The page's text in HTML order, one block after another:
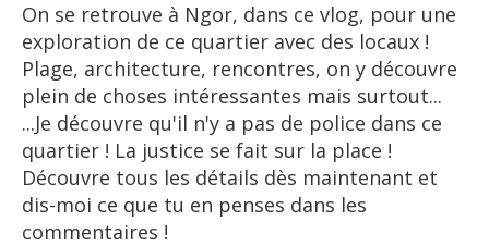
On se retrouve à Ngor, dans ce vlog, pour une
exploration de ce quartier avec des locaux !
Plage, architecture, rencontres, on y découvre
plein de choses intéressantes mais surtout...
...Je découvre qu'il n'y a pas de police dans ce
quartier ! La justice se fait sur la place !
Découvre tous les détails dès maintenant et
dis-moi ce que tu en penses dans les
commentaires !